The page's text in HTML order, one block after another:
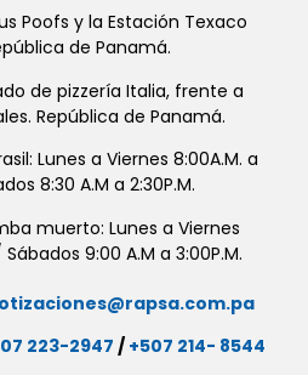
Poofs y la Estación Texaco
de Panamá.
de pizzería Italia, frente a
República de Panamá.
Lunes a Viernes 8:00A.M. a
8:30 A.M a 2:30P.M.
muerto: Lunes a Viernes
9:00 A.M a 3:00P.M.
223-2947 / +507 214- 8544